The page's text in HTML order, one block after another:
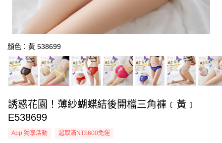
顏色：黃 538699
誘惑花園！薄紗蝴蝶結後開檔三角褲﹝黃﹞
E538699
App 獨享活動 超取滿NT$600免運